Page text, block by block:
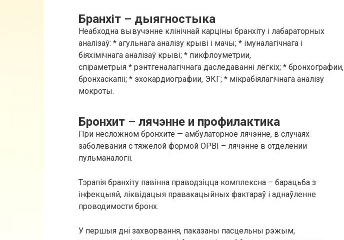
Бранхіт – дыягностыка
Неабходна вывучэнне клінічнай карціны бранхіту і лабараторных
аналізаў: * агульнага аналізу крыві і мачы; * імуналагічнага і
біяхімічнага аналізаў крыві; * пикфлоуметрии,
спіраметрыя * ​​рэнтгеналагічнага даследаванні лёгкіх; * бронхографии,
бронхаскапіі; * эхокардиографии, ЭКГ; * мікрабіялагічнага аналізу
мокроты.
Бронхит – лячэнне и профилактика
При несложном бронхите — амбулаторное лячэнне, в случаях
заболевания с тяжелой формой ОРВІ – лячэнне в отделении
пульманалогіі.
Тэрапія бранхіту павінна праводзіцца комплексна – барацьба з
інфекцыяй, ліквідацыя правакацыйных фактараў і аднаўленне
проводимости бронх.
У першыя дні захворвання, паказаны пасцельны рэжым,